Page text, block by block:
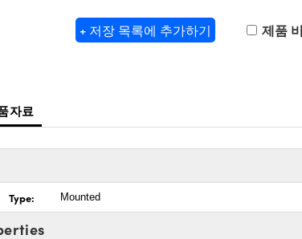
+ 저장 목록에 추가하기 제품
자료
Type: Mounted